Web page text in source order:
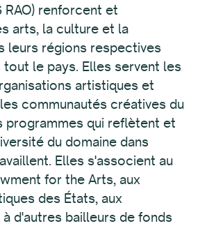
RAO) renforcent et
arts, la culture et la
leurs régions respectives
tout le pays. Elles servent les
artistiques et
communautés créatives du
programmes qui reflètent et
du domaine dans
Elles s'associent au
for the Arts, aux
des États, aux
d'autres bailleurs de fonds